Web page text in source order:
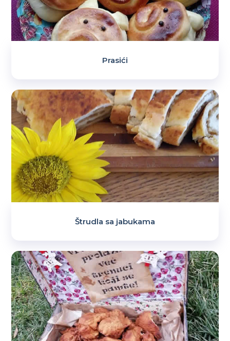
Prasići
Štrudla sa jabukama